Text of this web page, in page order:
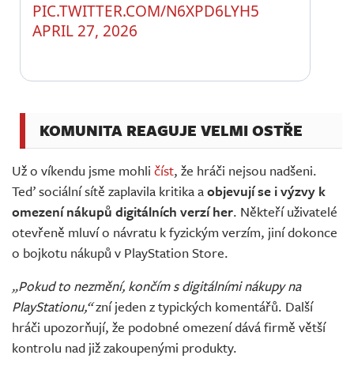
PIC.TWITTER.COM/N6XPD6LYH5
APRIL 27, 2026
KOMUNITA REAGUJE VELMI OSTŘE
Už o víkendu jsme mohli číst, že hráči nejsou nadšeni.
Teď sociální sítě zaplavila kritika aobjevují se i výzvy k
omezení nákupů digitálních verzí her. Někteří uživatelé
otevřeně mluví o návratu k fyzickým verzím, jiní dokonce
o bojkotu nákupů v PlayStation Store.
„Pokud to nezmění, končím s digitálními nákupy na
PlayStationu,“zní jeden z typických komentářů. Další
hráči upozorňují, že podobné omezení dává firmě větší
kontrolu nad již zakoupenými produkty.